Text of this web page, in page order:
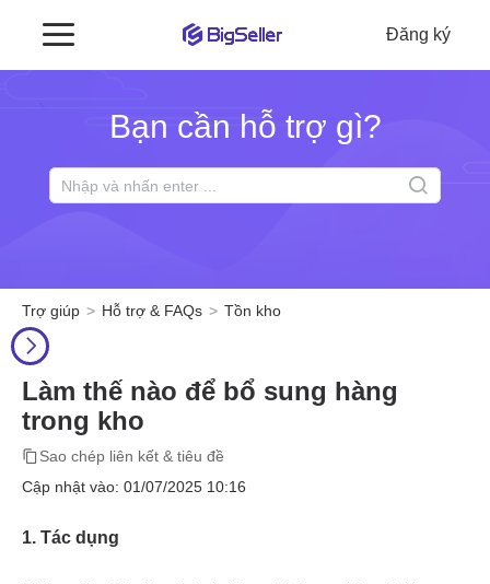
Đăng ký
Bạn cần hỗ trợ gì?
Trợ giúp Hỗ trợ & FAQs Tồn kho
Làm thế nào để bổ sung hàng
trong kho
Sao chép liên kết & tiêu đề
Cập nhật vào: 01/07/2025 10:16